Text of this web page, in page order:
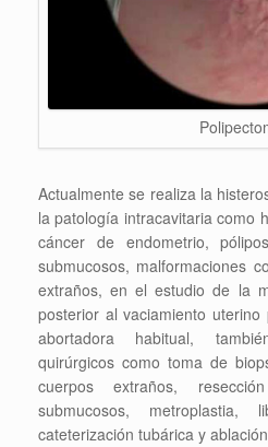
Actualmente se realiza la
la patología intracavitaria como
cáncer de endometrio,
submucosos, malformaciones
extraños, en el estudio de la
posterior al vaciamiento
abortadora habitual,
quirúrgicos como toma de
cuerpos extraños,
submucosos, metroplastia,
cateterización tubárica y